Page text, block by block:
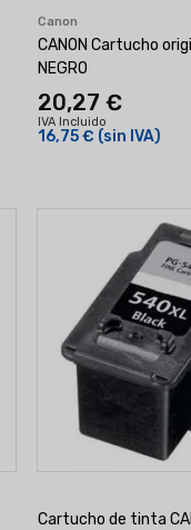
Canon
CANON Cartucho
NEGRO
20,27 €
IVA Incluido
16,75 € (sin IVA)
Cartucho de tinta